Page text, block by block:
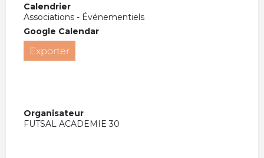
Calendrier
Associations - Événementiels
Google Calendar
Exporter
Organisateur
FUTSAL ACADEMIE 30